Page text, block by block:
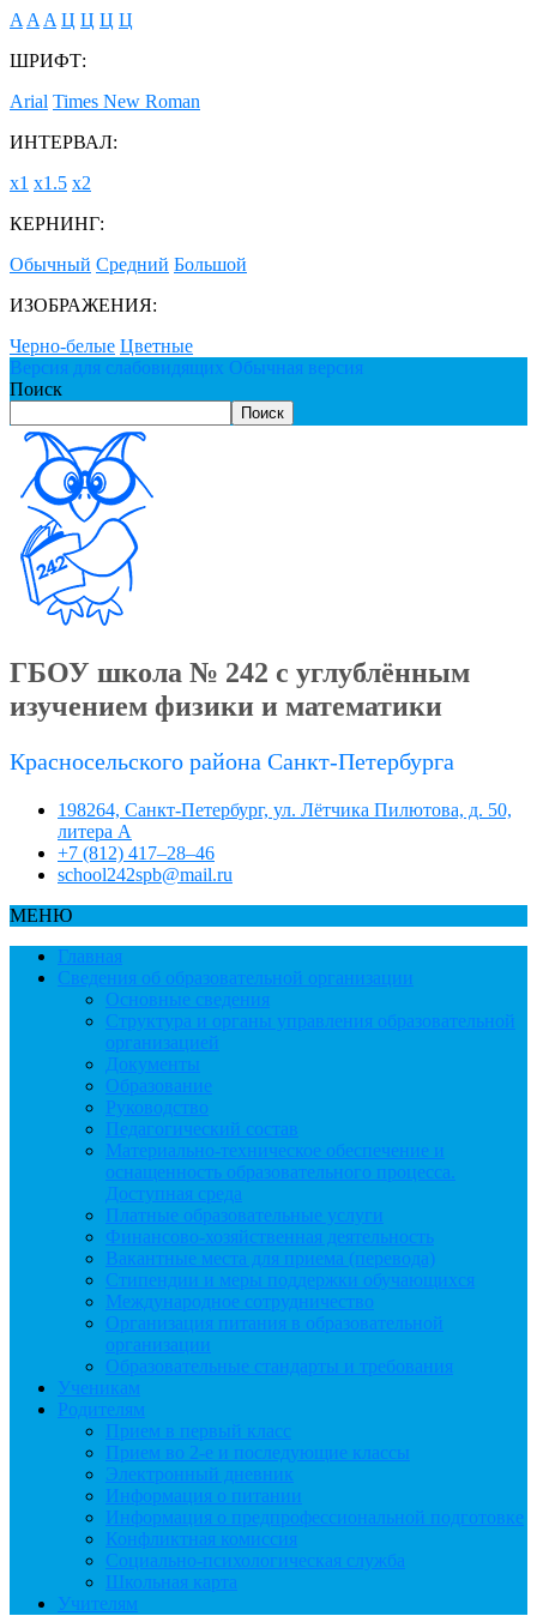
A A A Ц Ц Ц Ц
ШРИФТ:
Arial Times New Roman
ИНТЕРВАЛ:
х1 х1.5 х2
КЕРНИНГ:
Обычный Средний Большой
ИЗОБРАЖЕНИЯ:
Черно-белые Цветные
Версия для слабовидящих Обычная версия
Поиск
Поиск
ГБОУ школа № 242 с углублённым
изучением физики и математики
Красносельского района Санкт-Петербурга
198264, Санкт-Петербург, ул. Лётчика Пилютова, д. 50,
литера А
+7 (812) 417–28–46
school242spb@mail.ru
МЕНЮ
Главная
Сведения об образовательной организации
Основные сведения
Структура и органы управления образовательной
организацией
Документы
Образование
Руководство
Педагогический состав
Материально-техническое обеспечение и
оснащенность образовательного процесса.
Доступная среда
Платные образовательные услуги
Финансово-хозяйственная деятельность
Вакантные места для приема (перевода)
Стипендии и меры поддержки обучающихся
Международное сотрудничество
Организация питания в образовательной
организации
Образовательные стандарты и требования
Ученикам
Родителям
Прием в первый класс
Прием во 2-е и последующие классы
Электронный дневник
Информация о питании
Информация о предпрофессиональной подготовке
Конфликтная комиссия
Социально-психологическая служба
Школьная карта
Учителям